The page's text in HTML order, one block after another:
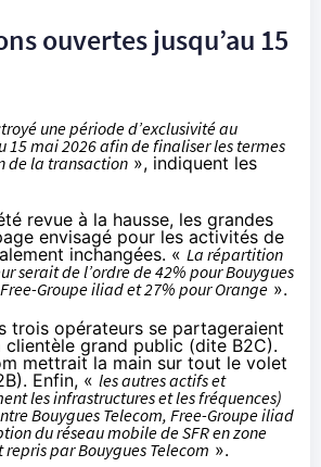
ouvertes jusqu’au 15
une période d’exclusivité au
15 mai 2026 afin de finaliser les termes
de la transaction », indiquent les
revue à la hausse, les grandes
envisagé pour les activités de
inchangées. « La répartition
serait de l’ordre de 42% pour Bouygues
Groupe iliad et 27% pour Orange ».
trois opérateurs se partageraient
grand public (dite B2C).
mettrait la main sur tout le volet
Enfin, « les autres actifs et
les infrastructures et les fréquences)
Bouygues Telecom, Free-Groupe iliad
du réseau mobile de SFR en zone
par Bouygues Telecom ».